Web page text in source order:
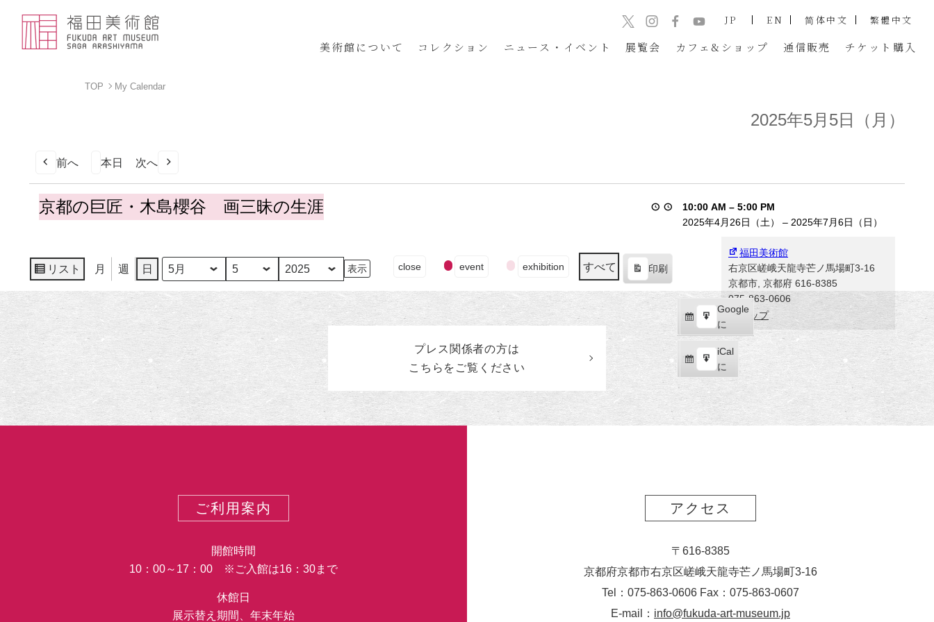
美術館について コレクション ニュース・イベント 展覧会 カフェ&ショップ 通信販売 チケット 購入
JP EN 简体中文 繁體中文
TOP My Calendar
2025年5月5日（月）
前へ 本日 次へ
京
都
匠・
木
島
画
の
生
京都の巨匠・木島櫻谷 画三昧の生涯 10:00 AM – 5:00 PM
2025年4月26日（土）
– 2025年7月6日（日）
福田美術館
右京区嵯峨天龍寺芒ノ馬場町3-16
京都市 京都府 616-8385
075-863-0606
マップ福
田
美
術
リスト
表
示
月 週 日
月
日
年
ン
ト
ー
close event exhibition すべて 印刷
示
Google
で
購
読
iCal
で
購
Google
に
エ
ク
ス
ポ
ト
iCal
に
エ
ス
ー
プレス関係者の方は
こちらをご覧ください
ご利用案内
開館時間
10：00～17：00 ※ご入館は16：30まで
休館日
展示替え期間、年末年始
アクセス
〒616-8385
京都府京都市右京区嵯峨天龍寺芒ノ馬場町3-16
Tel：075-863-0606 Fax：075-863-0607
E-mail： info@fukuda-art-museum.jp